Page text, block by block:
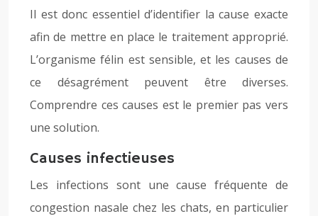
Il est donc essentiel d’identifier la cause exacte
afin de mettre en place le traitement approprié.
L’organisme félin est sensible, et les causes de
ce désagrément peuvent être diverses.
Comprendre ces causes est le premier pas vers
une solution.
Causes infectieuses
Les infections sont une cause fréquente de
congestion nasale chez les chats, en particulier